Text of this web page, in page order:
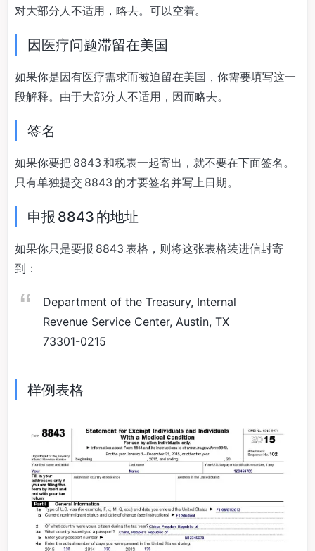
对大部分人不适用，略去。可以空着。
因医疗问题滞留在美国
如果你是因有医疗需求而被迫留在美国，你需要填写这一
段解释。由于大部分人不适用，因而略去。
签名
如果你要把 8843 和税表一起寄出，就不要在下面签名。
只有单独提交 8843 的才要签名并写上日期。
申报 8843 的地址
如果你只是要报 8843 表格，则将这张表格装进信封寄
到：
Department of the Treasury, Internal
Revenue Service Center, Austin, TX
73301-0215
样例表格